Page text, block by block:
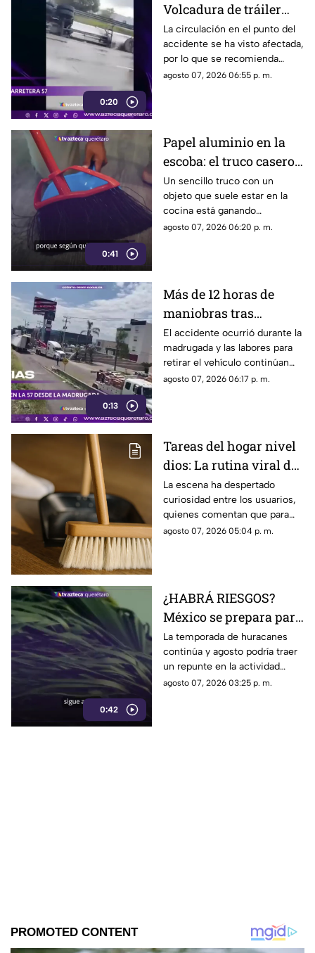
0:20
Volcadura de tráiler
colapsa este punto de la
carretera 57
La circulación en el punto del
accidente se ha visto afectada,
por lo que se recomienda
considerar tiempos de
agosto 07, 2026 06:55 p. m.
0:41
Papel aluminio en la
escoba: el truco casero
que se volvió viral
Un sencillo truco con un
objeto que suele estar en la
cocina está ganando
popularidad entre quienes
agosto 07, 2026 06:20 p. m.
0:13
Más de 12 horas de
maniobras tras
volcadura de unidad
pesada en la carretera
57
El accidente ocurrió durante la
madrugada y las labores para
retirar el vehículo continúan
desde hace más de 12 horas en
agosto 07, 2026 06:17 p. m.
Tareas del hogar nivel
dios: La rutina viral de
esta mamá para la
limpieza el techo
La escena ha despertado
curiosidad entre los usuarios,
quienes comentan que para
algunas personas ningún
agosto 07, 2026 05:04 p. m.
0:42
¿HABRÁ RIESGOS?
México se prepara para
otro posible ciclón
tropical; esta sería la
fecha
La temporada de huracanes
continúa y agosto podría traer
un repunte en la actividad
tropical; estos son los
agosto 07, 2026 03:25 p. m.